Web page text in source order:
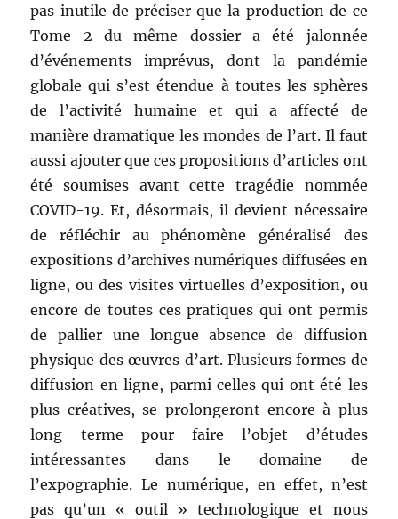
pas inutile de préciser que la production de ce
Tome 2 du même dossier a été jalonnée
d’événements imprévus, dont la pandémie
globale qui s’est étendue à toutes les sphères
de l’activité humaine et qui a affecté de
manière dramatique les mondes de l’art. Il faut
aussi ajouter que ces propositions d’articles ont
été soumises avant cette tragédie nommée
COVID-19. Et, désormais, il devient nécessaire
de réfléchir au phénomène généralisé des
expositions d’archives numériques diffusées en
ligne, ou des visites virtuelles d’exposition, ou
encore de toutes ces pratiques qui ont permis
de pallier une longue absence de diffusion
physique des œuvres d’art. Plusieurs formes de
diffusion en ligne, parmi celles qui ont été les
plus créatives, se prolongeront encore à plus
long terme pour faire l’objet d’études
intéressantes dans le domaine de
l’expographie. Le numérique, en effet, n’est
pas qu’un « outil » technologique et nous